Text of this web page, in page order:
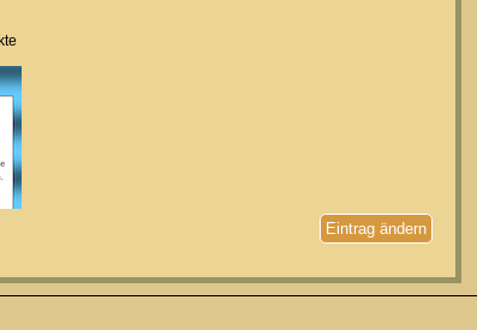
Eintrag ändern